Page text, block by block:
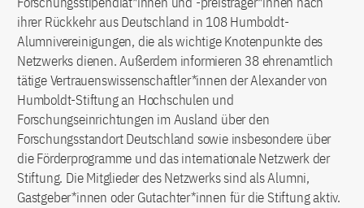
ihrer Rückkehr aus Deutschland in 108 Humboldt-
Alumnivereinigungen, die als wichtige Knotenpunkte des
Netzwerks dienen. Außerdem informieren 38 ehrenamtlich
tätige Vertrauenswissenschaftler*innen der Alexander von
Humboldt-Stiftung an Hochschulen und
Forschungseinrichtungen im Ausland über den
Forschungsstandort Deutschland sowie insbesondere über
die Förderprogramme und das internationale Netzwerk der
Stiftung. Die Mitglieder des Netzwerks sind als Alumni,
Gastgeber*innen oder Gutachter*innen für die Stiftung aktiv.